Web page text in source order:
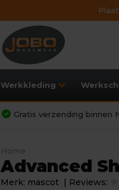
Werkkleding
Gratis verzending binnen
Home
Advanced
Merk: mascot | Reviews: